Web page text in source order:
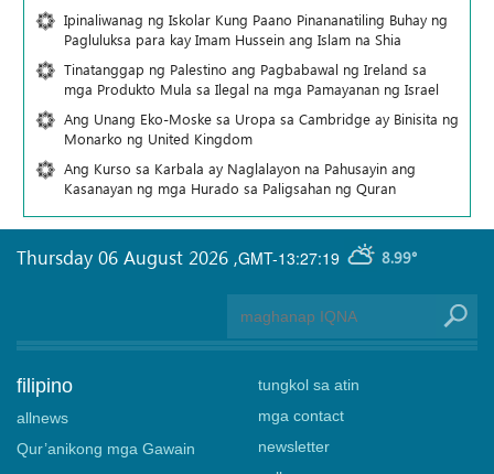
Ipinaliwanag ng Iskolar Kung Paano Pinananatiling Buhay ng
Pagluluksa para kay Imam Hussein ang Islam na Shia
Tinatanggap ng Palestino ang Pagbabawal ng Ireland sa
mga Produkto Mula sa Ilegal na mga Pamayanan ng Israel
Ang Unang Eko-Moske sa Uropa sa Cambridge ay Binisita ng
Monarko ng United Kingdom
Ang Kurso sa Karbala ay Naglalayon na Pahusayin ang
Kasanayan ng mga Hurado sa Paligsahan ng Quran
GMT-13:27:19 8.99°
Thursday 06 August 2026 ,
filipino
allnews
Qur’anikong mga Gawain
tungkol sa atin
mga contact
newsletter